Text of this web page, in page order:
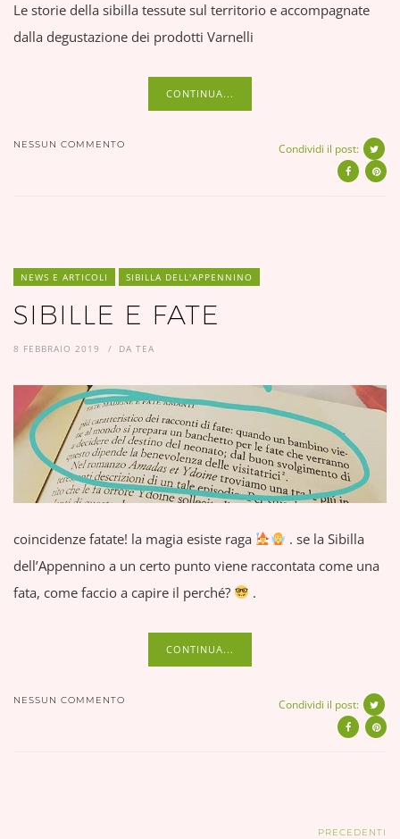
Le storie della sibilla tessute sul territorio e accompagnate
dalla degustazione dei prodotti Varnelli
CONTINUA...
NESSUN COMMENTO Condividi il post:
NEWS E ARTICOLI SIBILLA DELL'APPENNINO
SIBILLE E FATE
8 FEBBRAIO 2019 DA TEA
coincidenze fatate! la magia esiste raga
. se la Sibilla
dell’Appennino a un certo punto viene raccontata come una
fata, come faccio a capire il perché?
.
CONTINUA...
NESSUN COMMENTO Condividi il post:
PRECEDENTI